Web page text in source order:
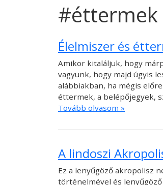
#éttermek
Élelmiszer és
Amikor kitaláljuk, hogy
vagyunk, hogy majd úgyis
alábbiakban, ha mégis
éttermek, a belépőjegyek,
Tovább olvasom »
A lindoszi
Ez a lenyűgöző akropolisz
történelmével és